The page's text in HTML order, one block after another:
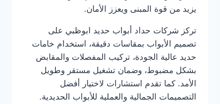
يزيد من قوة المبنى ويعزز الأمان.
تركز شركات حداد أبواب حديد ابوظبي على
تصميم الأبواب بمقاسات دقيقة، استخدام خامات
حديد عالية الجودة، تركيب المفصلات والمقابض
بشكل مضبوط، وضمان تشغيل مستقر وطويل
الأمد. كما تقدم استشارات لاختيار أفضل
التصميمات الجمالية والعملية للأبواب الحديدية.